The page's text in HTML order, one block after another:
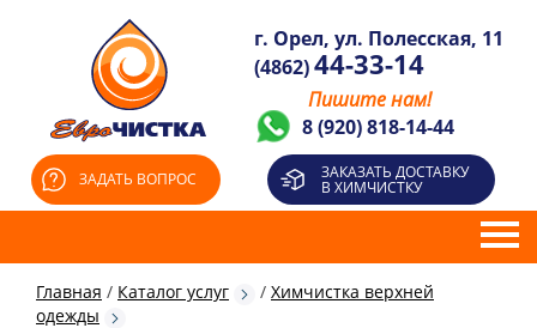
г. Орел, ул. Полесская, 11
(4862)44-33-14
Пишите нам!
8 (920) 818-14-44
ЗАДАТЬ ВОПРОС ЗАКАЗАТЬ ДОСТАВКУ
В ХИМЧИСТКУ
Главная / Каталог услуг / Химчистка верхней
одежды